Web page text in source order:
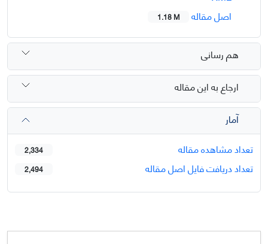
اصل مقاله
1.18 M
هم رسانی
ارجاع به این مقاله
آمار
تعداد مشاهده مقاله
2,334
تعداد دریافت فایل اصل مقاله 2,494